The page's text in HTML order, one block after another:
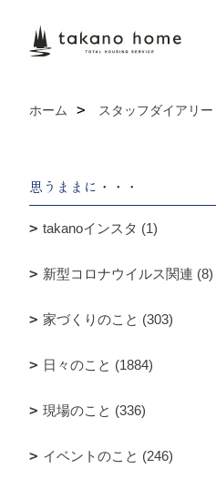
ホーム スタッフダイアリー
思うままに・・・
takanoインスタ (1)
新型コロナウイルス関連 (8)
家づくりのこと (303)
日々のこと (1884)
現場のこと (336)
イベントのこと (246)